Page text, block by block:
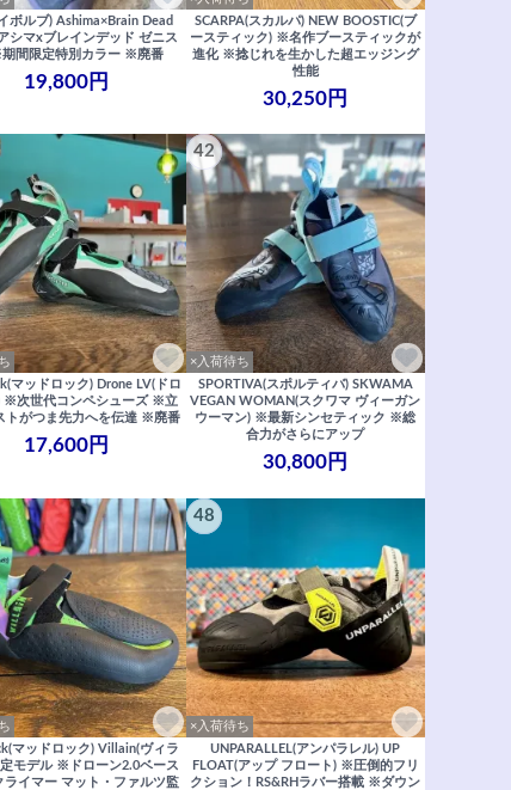
ボルブ) Ashima×Brain Dead
シマxブレインデッド ゼニス
期間限定特別カラー ※廃番
19,800円
SCARPA(スカルパ) NEW BOOSTIC(ブ
ースティック) ※名作ブースティックが
進化 ※捻じれを生かした超エッジング
性能
30,250円
マッドロック) Drone LV(ドロ
※次世代コンペシューズ ※立
トがつま先力へを伝達 ※廃番
17,600円
42
×入荷待ち
SPORTIVA(スポルティバ) SKWAMA
VEGAN WOMAN(スクワマ ヴィーガン
ウーマン) ※最新シンセティック ※総
合力がさらにアップ
30,800円
マッドロック) Villain(ヴィラ
モデル ※ドローン2.0ベース
イマー マット・ファルツ監
48
×入荷待ち
UNPARALLEL(アンパラレル) UP
FLOAT(アップ フロート) ※圧倒的フリ
クション！RS&RHラバー搭載 ※ダウン